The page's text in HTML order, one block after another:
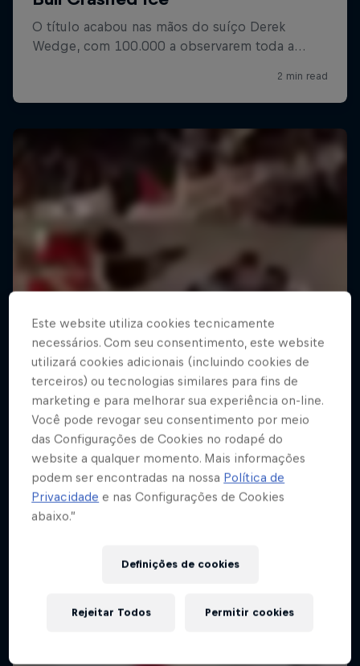
Este website utiliza cookies tecnicamente
necessários. Com seu consentimento, este website
utilizará cookies adicionais (incluindo cookies de
terceiros) ou tecnologias similares para fins de
marketing e para melhorar sua experiência on-line.
Você pode revogar seu consentimento por meio
das Configurações de Cookies no rodapé do
website a qualquer momento. Mais informações
podem ser encontradas na nossa Política de
Privacidade e nas Configurações de Cookies
abaixo.”
Definições de cookies
Rejeitar Todos Permitir cookies